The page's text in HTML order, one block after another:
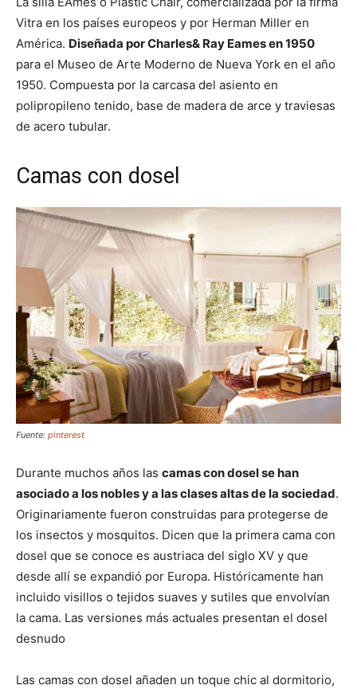
Vitra en los países europeos y por Herman Miller en
América. Diseñada por Charles& Ray Eames en 1950
para el Museo de Arte Moderno de Nueva York en el año
1950. Compuesta por la carcasa del asiento en
polipropileno tenido, base de madera de arce y traviesas
de acero tubular.
Camas con dosel
Fuente: pinterest
Durante muchos años las camas con dosel se han
asociado a los nobles y a las clases altas de la sociedad.
Originariamente fueron construidas para protegerse de
los insectos y mosquitos. Dicen que la primera cama con
dosel que se conoce es austriaca del siglo XV y que
desde allí se expandió por Europa. Históricamente han
incluido visillos o tejidos suaves y sutiles que envolvían
la cama. Las versiones más actuales presentan el dosel
desnudo
Las camas con dosel añaden un toque chic al dormitorio,